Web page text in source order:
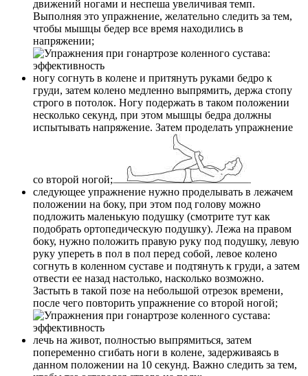
движений ногами и неспеша увеличивая темп.
Выполняя это упражнение, желательно следить за тем,
чтобы мышцы бедер все время находились в
напряжении;
ногу согнуть в колене и притянуть руками бедро к
груди, затем колено медленно выпрямить, держа стопу
строго в потолок. Ногу подержать в таком положении
несколько секунд, при этом мышцы бедра должны
испытывать напряжение. Затем проделать упражнение
со второй ногой;
следующее упражнение нужно проделывать в лежачем
положении на боку, при этом под голову можно
подложить маленькую подушку (смотрите тут как
подобрать ортопедическую подушку). Лежа на правом
боку, нужно положить правую руку под подушку, левую
руку упереть в пол в пол перед собой, левое колено
согнуть в коленном суставе и подтянуть к груди, а затем
отвести ее назад настолько, насколько возможно.
Застыть в такой позе на небольшой отрезок времени,
после чего повторить упражнение со второй ногой;
лечь на живот, полностью выпрямиться, затем
попеременно сгибать ноги в колене, задерживаясь в
данном положении на 10 секунд. Важно следить за тем,